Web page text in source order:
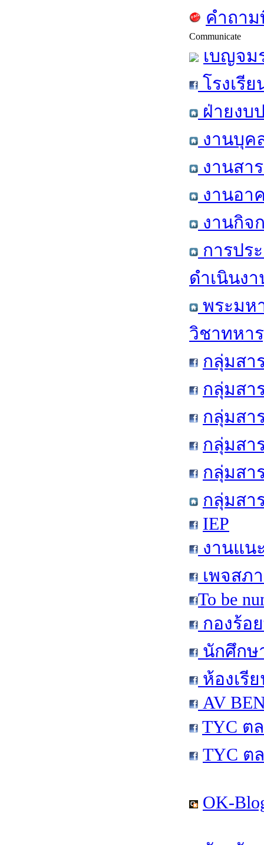
คำถา
Communicate
เบญจม
โรงเรี
ฝ่ายงบ
งานบุค
งานสา
งานอา
งานกิจ
การปร
ดำเนินง
พระมห
วิชาทหา
กลุ่มสา
กลุ่มสา
กลุ่มสา
กลุ่มสา
กลุ่มสา
กลุ่มสา
IEP
งานแน
เพจสภ
To be
กองร้อ
นักศึกษ
ห้องเรี
AV
TYC ต
TYC ต
OK-